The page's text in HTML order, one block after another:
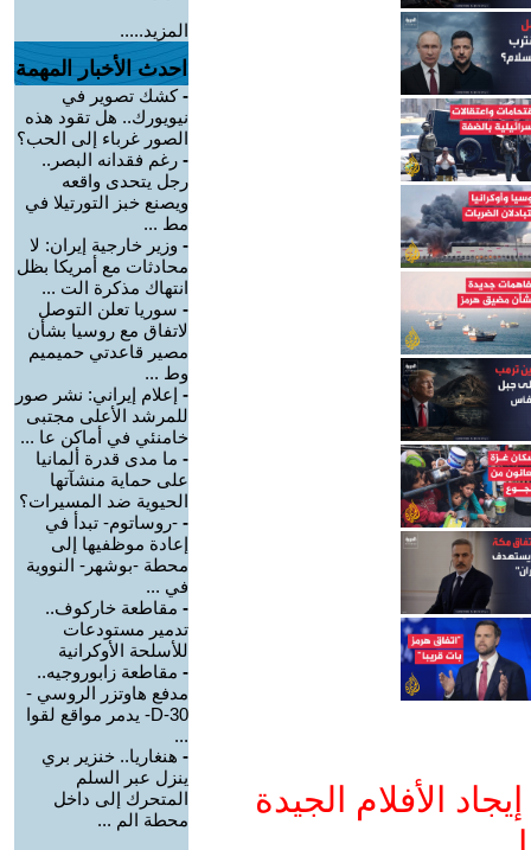
الأفلام الجيدة
المزيد.....
احدث الأخبار المهمة
-كشك تصوير في
نيويورك.. هل تقود هذه
الصور غرباء إلى الحب؟
- رغم فقدانه البصر..
رجل يتحدى واقعه
ويصنع خبز التورتيلا في
مط ...
- وزير خارجية إيران: لا
محادثات مع أمريكا بظل
انتهاك مذكرة الت ...
- سوريا تعلن التوصل
لاتفاق مع روسيا بشأن
مصير قاعدتي حميميم
وط ...
- إعلام إيراني: نشر صور
للمرشد الأعلى مجتبى
خامنئي في أماكن عا ...
- ما مدى قدرة ألمانيا
على حماية منشآتها
الحيوية ضد المسيرات؟
- -روساتوم- تبدأ في
إعادة موظفيها إلى
محطة -بوشهر- النووية
في ...
- مقاطعة خاركوف..
تدمير مستودعات
للأسلحة الأوكرانية
- مقاطعة زابوروجيه..
مدفع هاوتزر الروسي -
D-30- يدمر مواقع لقوا
...
- هنغاريا.. خنزير بري
ينزل عبر السلم
المتحرك إلى داخل
محطة الم ...